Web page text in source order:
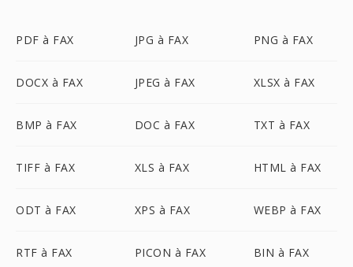
PDF à FAX JPG à FAX PNG à FAX
DOCX à FAX JPEG à FAX XLSX à FAX
BMP à FAX DOC à FAX TXT à FAX
TIFF à FAX XLS à FAX HTML à FAX
ODT à FAX XPS à FAX WEBP à FAX
RTF à FAX PICON à FAX BIN à FAX